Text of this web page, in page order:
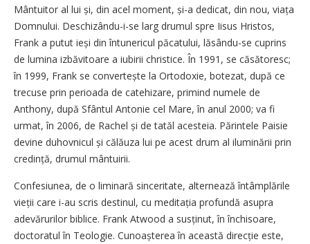
Mântuitor al lui și, din acel moment, și-a dedicat, din nou, viața
Domnului. Deschizându-i-se larg drumul spre Iisus Hristos,
Frank a putut ieși din întunericul păcatului, lăsându-se cuprins
de lumina izbăvitoare a iubirii christice. În 1991, se căsătoresc;
în 1999, Frank se convertește la Ortodoxie, botezat, după ce
trecuse prin perioada de catehizare, primind numele de
Anthony, după Sfântul Antonie cel Mare, în anul 2000; va fi
urmat, în 2006, de Rachel și de tatăl acesteia. Părintele Paisie
devine duhovnicul și călăuza lui pe acest drum al iluminării prin
cre­dință, drumul mântuirii.
Confesiunea, de o liminară sinceritate, alternează întâmplările
vieții care i-au scris destinul, cu meditația profundă asupra
adevărurilor biblice. Frank Atwood a susținut, în închisoare,
doctoratul în Teologie. Cunoașterea în această direcție este,